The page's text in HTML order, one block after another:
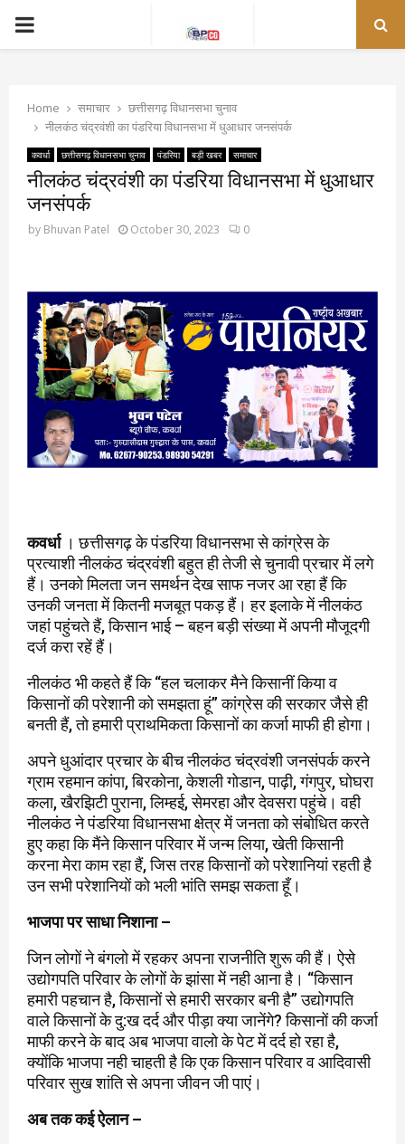
PRIMARY
Home समाचार
छत्तीसगढ़ विधानसभा चुनाव
नीलकंठ चंद्रवंशी का पंडरिया विधानसभा में धुआधार जनसंपर्क
कवर्धा छत्तीसगढ़ विधानसभा चुनाव पंडरिया बड़ी खबर समाचार
नीलकंठ चंद्रवंशी का पंडरिया विधानसभा में धुआधार
जनसंपर्क
by Bhuvan Patel October 30, 2023 0
कवर्धा। छत्तीसगढ़ के पंडरिया विधानसभा से कांग्रेस के
प्रत्याशी नीलकंठ चंद्रवंशी बहुत ही तेजी से चुनावी प्रचार में लगे
हैं। उनको मिलता जन समर्थन देख साफ नजर आ रहा हैं कि
उनकी जनता में कितनी मजबूत पकड़ हैं। हर इलाके में नीलकंठ
जहां पहुंचते हैं, किसान भाई – बहन बड़ी संख्या में अपनी मौजूदगी
दर्ज करा रहें हैं।
नीलकंठ भी कहते हैं कि “हल चलाकर मैने किसानीं किया व
किसानों की परेशानी को समझता हूं” कांग्रेस की सरकार जैसे ही
बनती हैं, तो हमारी प्राथमिकता किसानों का कर्जा माफी ही होगा।
अपने धुआंदार प्रचार के बीच नीलकंठ चंद्रवंशी जनसंपर्क करने
ग्राम रहमान कांपा, बिरकोना, केशली गोडान, पाढ़ी, गंगपुर, घोघरा
कला, खैरझिटी पुराना, लिम्हई, सेमरहा और देवसरा पहुंचे। वही
नीलकंठ ने पंडरिया विधानसभा क्षेत्र में जनता को संबोधित करते
हुए कहा कि मैंने किसान परिवार में जन्म लिया, खेती किसानी
करना मेरा काम रहा हैं, जिस तरह किसानों को परेशानियां रहती है
उन सभी परेशानियों को भली भांति समझ सकता हूँ।
भाजपा पर साधा निशाना –
जिन लोगों ने बंगलो में रहकर अपना राजनीति शुरू की हैं। ऐसे
उद्योगपति परिवार के लोगों के झांसा में नही आना है। “किसान
हमारी पहचान है, किसानों से हमारी सरकार बनी है” उद्योगपति
वाले किसानों के दु:ख दर्द और पीड़ा क्या जानेंगे? किसानों की कर्जा
माफी करने के बाद अब भाजपा वालो के पेट में दर्द हो रहा है,
क्योंकि भाजपा नही चाहती है कि एक किसान परिवार व आदिवासी
परिवार सुख शांति से अपना जीवन जी पाएं।
अब तक कई ऐलान –